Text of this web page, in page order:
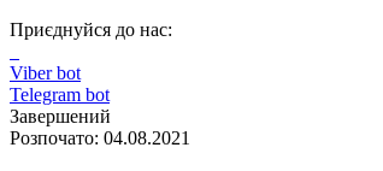
Приєднуйся до нас:
Viber bot
Telegram bot
Завершений
Розпочато: 04.08.2021